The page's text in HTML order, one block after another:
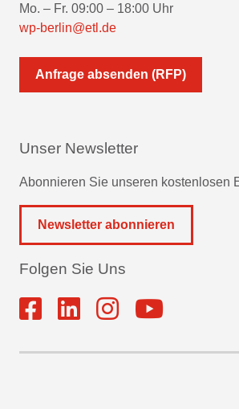
Mo. – Fr. 09:00 – 18:00 Uhr
wp-berlin@etl.de
Anfrage absenden (RFP)
Unser Newsletter
Abonnieren Sie unseren kostenlosen
Newsletter abonnieren
Folgen Sie Uns